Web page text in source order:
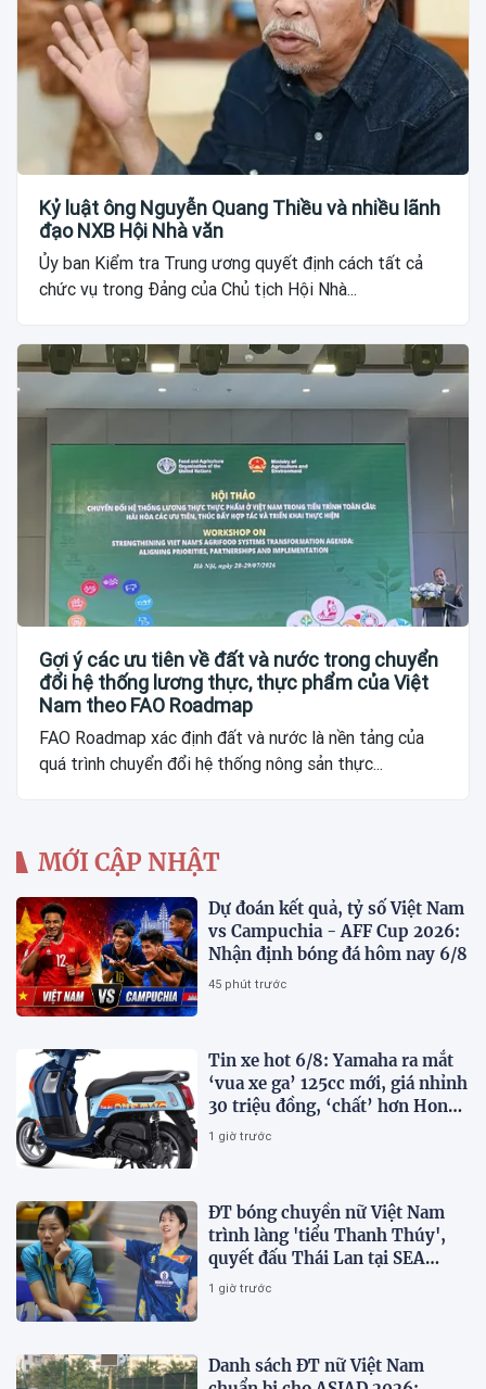
Kỷ luật ông Nguyễn Quang Thiều và nhiều lãnh
đạo NXB Hội Nhà văn
Ủy ban Kiểm tra Trung ương quyết định cách tất cả
chức vụ trong Đảng của Chủ tịch Hội Nhà...
Gợi ý các ưu tiên về đất và nước trong chuyển
đổi hệ thống lương thực, thực phẩm của Việt
Nam theo FAO Roadmap
FAO Roadmap xác định đất và nước là nền tảng của
quá trình chuyển đổi hệ thống nông sản thực...
MỚI CẬP NHẬT
Dự đoán kết quả, tỷ số Việt Nam
vs Campuchia - AFF Cup 2026:
Nhận định bóng đá hôm nay 6/8
45 phút trước
Tin xe hot 6/8: Yamaha ra mắt
‘vua xe ga’ 125cc mới, giá nhỉnh
30 triệu đồng, ‘chất’ hơn Honda
Vision và SH Mode
1 giờ trước
ĐT bóng chuyền nữ Việt Nam
trình làng 'tiểu Thanh Thúy',
quyết đấu Thái Lan tại SEA
V.Cup 2026
1 giờ trước
Danh sách ĐT nữ Việt Nam